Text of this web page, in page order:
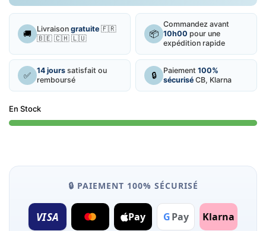
🚚 Livraison gratuite 🇫🇷
🇧🇪 🇨🇭 🇱🇺
📦
Commandez avant
10h00 pour une
expédition rapide
✅ 14 jours satisfait ou
remboursé
🔒 Paiement 100%
sécurisé CB, Klarna
En Stock
🔒 PAIEMENT 100% SÉCURISÉ
VISA Pay GPay Klarna